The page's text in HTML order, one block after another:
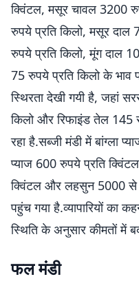
क्विंटल, मसूर चावल 3200
रुपये प्रति किलो, मसूर दाल
रुपये प्रति किलो, मूंग दाल
75 रुपये प्रति किलो के भाव
स्थिरता देखी गयी है, जहां
किलो और रिफाइंड तेल 145
रहा है.सब्जी मंडी में बांग्ला
प्याज 600 रुपये प्रति
क्विंटल और लहसुन 5000 से
पहुंच गया है.व्यापारियों का
स्थिति के अनुसार कीमतों में
फल मंडी